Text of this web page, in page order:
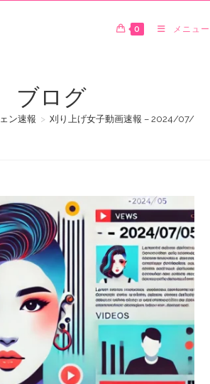
0 メニュー
ブログ
ン速報 > 刈り上げ女子動画速報 – 2024/07/05